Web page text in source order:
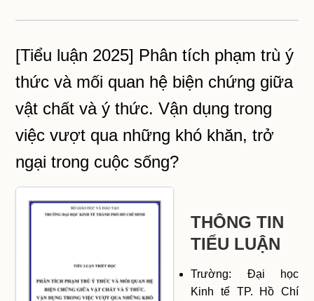
[Tiểu luận 2025] Phân tích phạm trù ý
thức và mối quan hệ biện chứng giữa
vật chất và ý thức. Vận dụng trong
việc vượt qua những khó khăn, trở
ngại trong cuộc sống?
THÔNG TIN
TIỂU LUẬN
Trường: Đại học
Kinh tế TP. Hồ Chí